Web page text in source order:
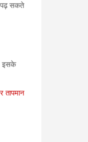
पढ़ सकते
इसके
तापमान